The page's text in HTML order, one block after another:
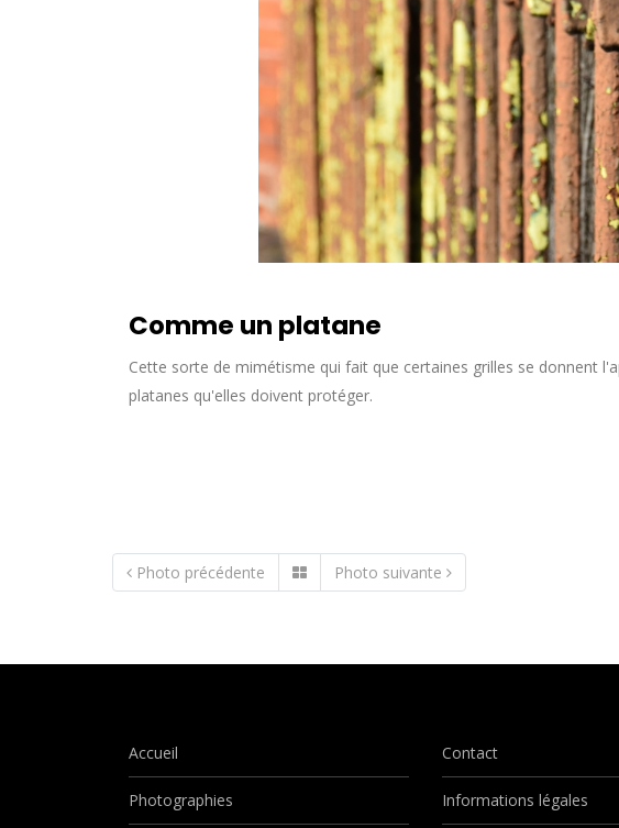
Comme un platane
Cette sorte de mimétisme qui fait que certaines grilles se donnent
platanes qu'elles doivent protéger.
Photo précédente Photo suivante
Accueil
Photographies
Contact
Informations légales